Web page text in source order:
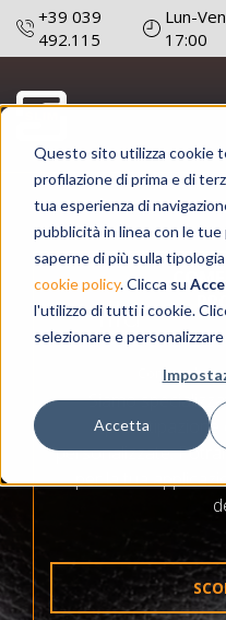
Questo sito utilizza cookie
profilazione di prima e di
tua esperienza di
pubblicità in linea con le
saperne di più sulla
cookie policy. Clicca su
l'utilizzo di tutti i cookie.
selezionare e
Accetta
+39 039
492.115
Lun-
17:00
Your
Come
Siamo
prototipazione
personalizzate.
per la tua